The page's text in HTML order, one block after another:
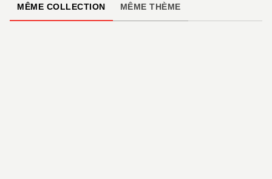
MÊME COLLECTION MÊME THÈME